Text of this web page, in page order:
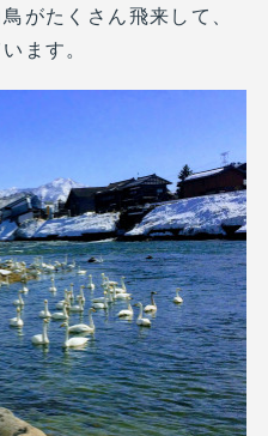
がたくさん飛来して、
ます。